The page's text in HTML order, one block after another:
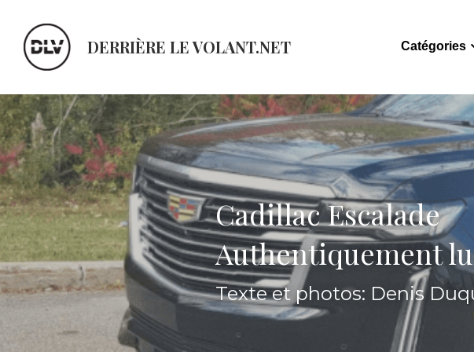
DERRIÈRE LE VOLANT.NET Catégories
Cadillac Escalade
Authentiquement
Texte et photos: Denis